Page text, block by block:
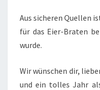
Aus sicheren Quellen
für das Eier-Braten
wurde.
Wir wünschen dir,
und ein tolles Jahr